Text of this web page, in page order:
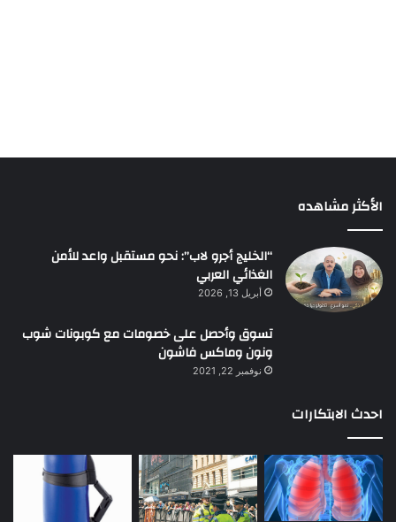
الأكثر مشاهده
“الخليج أجرو لاب”: نحو مستقبل واعد للأمن
الغذائي العربي
أبريل 13, 2026
تسوق وأحصل على خصومات مع كوبونات شوب
ونون وماكس فاشون
نوفمبر 22, 2021
احدث الابتكارات